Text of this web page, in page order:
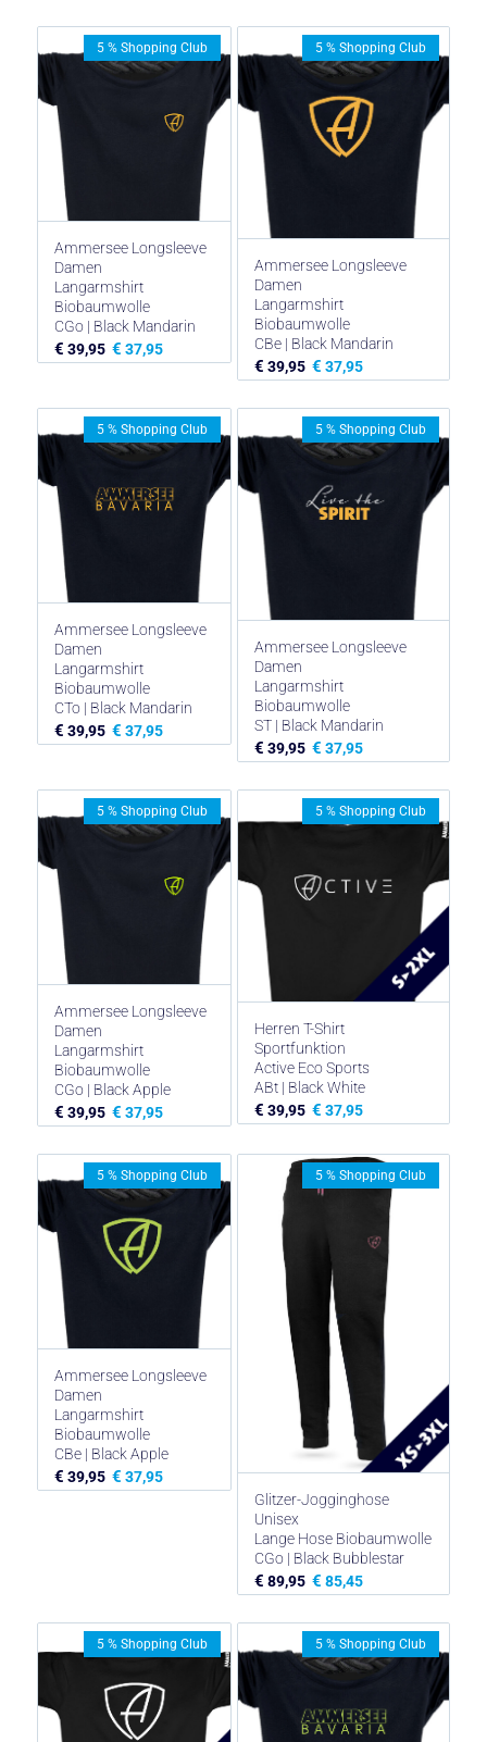
Ammersee Longsleeve
Damen
Langarmshirt
Biobaumwolle
CGo | Black Mandarin
€ 39,95 € 37,95
5 % Shopping Club
Ammersee Longsleeve
Damen
Langarmshirt
Biobaumwolle
CBe | Black Mandarin
€ 39,95 € 37,95
5 % Shopping Club
Ammersee Longsleeve
Damen
Langarmshirt
Biobaumwolle
CTo | Black Mandarin
€ 39,95 € 37,95
5 % Shopping Club
Ammersee Longsleeve
Damen
Langarmshirt
Biobaumwolle
ST | Black Mandarin
€ 39,95 € 37,95
5 % Shopping Club
Ammersee Longsleeve
Damen
Langarmshirt
Biobaumwolle
CGo | Black Apple
€ 39,95 € 37,95
5 % Shopping Club
Herren T-Shirt
Sportfunktion
Active Eco Sports
ABt | Black White
€ 39,95 € 37,95
5 % Shopping Club
Ammersee Longsleeve
Damen
Langarmshirt
Biobaumwolle
CBe | Black Apple
€ 39,95 € 37,95
5 % Shopping Club
Glitzer-Jogginghose
Unisex
Lange Hose Biobaumwolle
CGo | Black Bubblestar
€ 89,95 € 85,45
5 % Shopping Club
5 % Shopping Club 5 % Shopping Club